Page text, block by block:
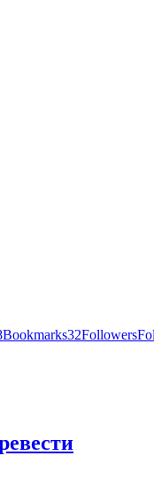
Bookmarks32Followers